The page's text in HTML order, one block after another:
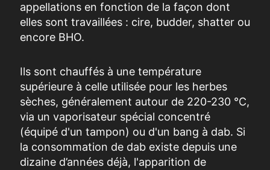
appellations en fonction de la façon dont
elles sont travaillées : cire, budder, shatter ou
encore BHO.
Ils sont chauffés à une température
supérieure à celle utilisée pour les herbes
sèches, généralement autour de 220-230 °C,
via un vaporisateur spécial concentré
(équipé d'un tampon) ou d'un bang à dab. Si
la consommation de dab existe depuis une
dizaine d’années déjà, l'apparition de